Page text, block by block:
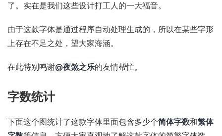
了。实在是我们这些设计打工人的一大福音。
由于这款字体是通过程序自动处理生成的，所以在某些字形
上存在不足之处，望大家海涵。
在此特别鸣谢@夜煞之乐的友情帮忙。
字数统计
下面这个图统计了这款字体里面包含多少个简体字数和繁体